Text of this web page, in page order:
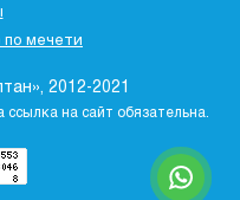
мечети
2012-2021
на сайт обязательна.